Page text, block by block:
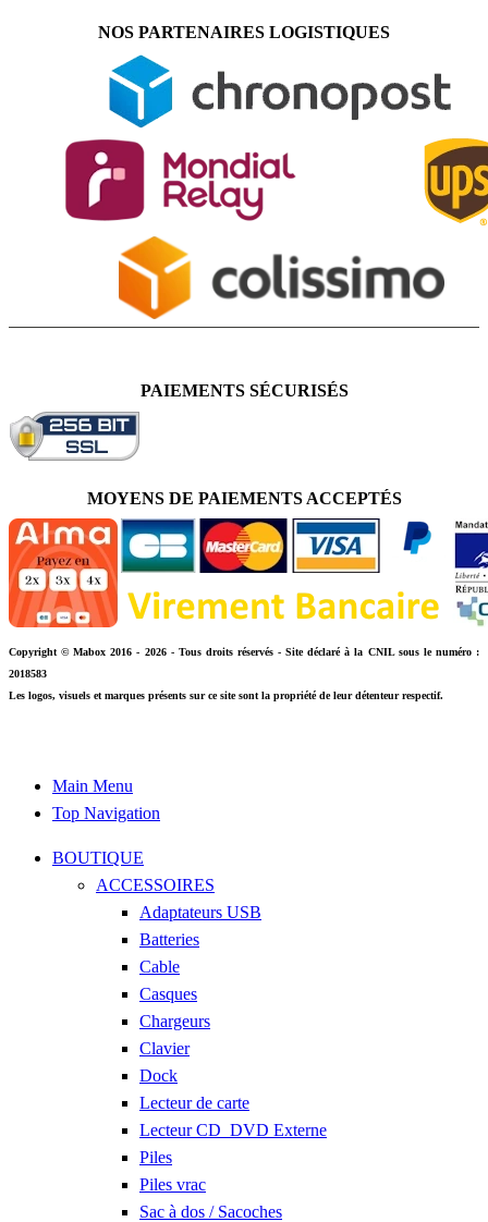
NOS PARTENAIRES LOGISTIQUES
PAIEMENTS SÉCURISÉS
MOYENS DE PAIEMENTS ACCEPTÉS
Copyright © Mabox 2016 - 2026 - Tous droits réservés - Site déclaré à la CNIL sous le numéro :
2018583
Les logos, visuels et marques présents sur ce site sont la propriété de leur détenteur respectif.
Main Menu
Top Navigation
BOUTIQUE
ACCESSOIRES
Adaptateurs USB
Batteries
Cable
Casques
Chargeurs
Clavier
Dock
Lecteur de carte
Lecteur CD_DVD Externe
Piles
Piles vrac
Sac à dos / Sacoches